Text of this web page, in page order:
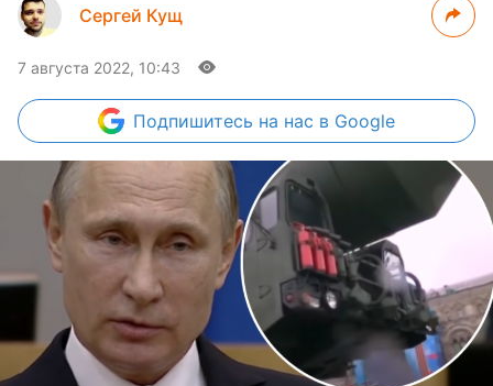
Сергей Кущ
7 августа 2022, 10:43
Подпишитесь на нас в Google